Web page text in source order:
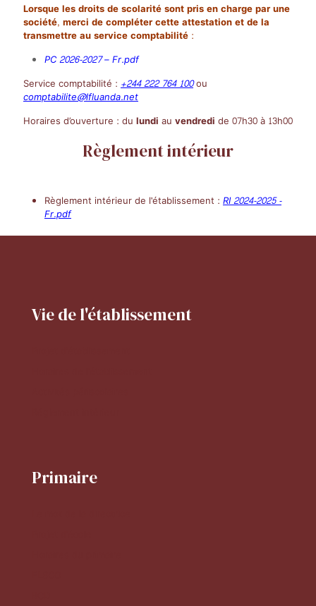
Lorsque les droits de scolarité sont pris en charge par une
société, merci de compléter cette attestation et de la
transmettre au service comptabilité :
PC 2026-2027 – Fr.pdf
Service comptabilité : +244 222 764 100ou
comptabilite@lfluanda.net
Horaires d’ouverture : du lundi au vendredi de 07h30 à 13h00
Règlement intérieur
Règlement intérieur de l'établissement : RI 2024-2025 -
Fr.pdf
Vie de l'établissement
Primaire